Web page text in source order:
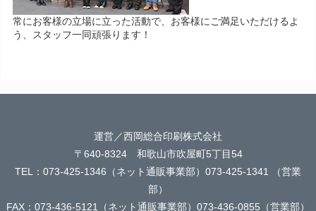
常にお客様の立場に立った活動で、お客様にご満足いただけるよ
う、スタッフ一同頑張ります！
運営／西岡総合印刷株式会社
〒640-8324 和歌山市吹屋町5丁目54
TEL：073-425-1346（ネット通販事業部）073-425-1341 （営業
部）
FAX：073-436-5121（ネット通販事業部）073-436-0855（営業部）